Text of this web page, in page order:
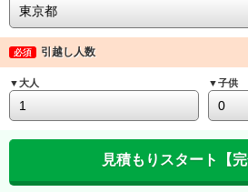
必須 引越し人数
▼大人 ▼子供